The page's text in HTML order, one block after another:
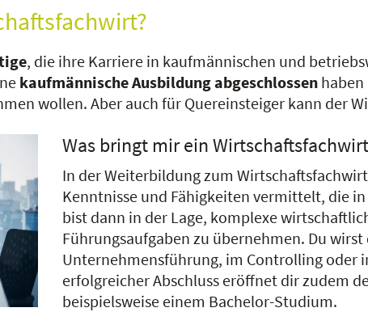
, die ihre Karriere in kaufmännischen und
kaufmännische Ausbildung abgeschlossen
wollen. Aber auch für Quereinsteiger kann der
Was bringt mir ein
In der Weiterbildung zum
Kenntnisse und Fähigkeiten vermittelt, die
bist dann in der Lage, komplexe
Führungsaufgaben zu übernehmen. Du
Unternehmensführung, im Controlling oder
erfolgreicher Abschluss eröffnet dir zudem
beispielsweise einem Bachelor-Studium.